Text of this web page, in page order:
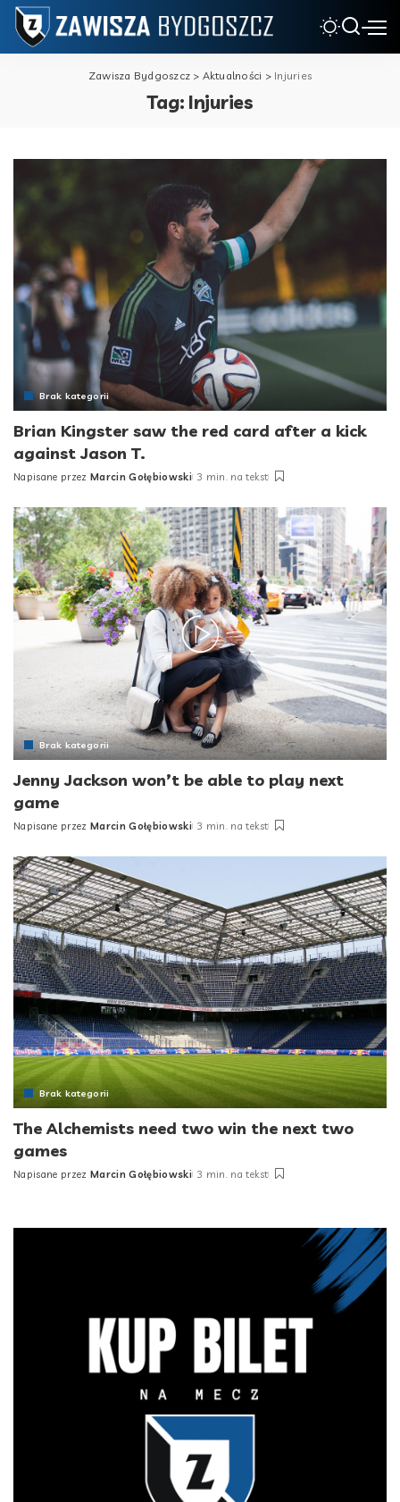
Zawisza Bydgoszcz > Aktualności > Injuries
Tag: Injuries
Brak kategorii
Brian Kingster saw the red card after a kick
against Jason T.
Posted
Napisane przez Marcin Gołębiowski 3 min. na tekst
Brak kategorii
Jenny Jackson won’t be able to play next
game
Posted
Napisane przez Marcin Gołębiowski 3 min. na tekst
Brak kategorii
The Alchemists need two win the next two
games
Posted
Napisane przez Marcin Gołębiowski 3 min. na tekst